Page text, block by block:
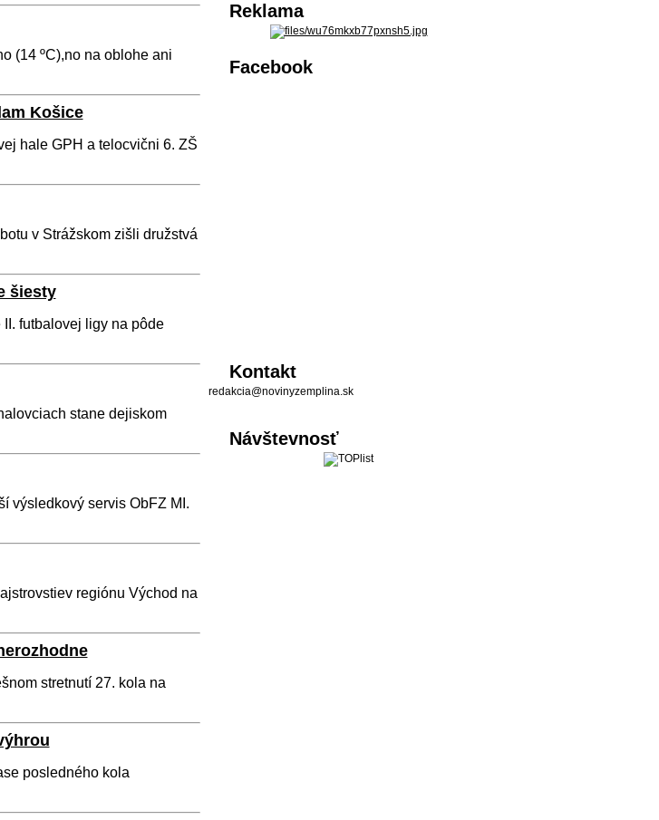
(14 ºC),no na oblohe ani
Košice
hale GPH a telocvični 6. ZŠ
v Strážskom zišli družstvá
šiesty
futbalovej ligy na pôde
stane dejiskom
výsledkový servis ObFZ MI.
regiónu Východ na
stretnutí 27. kola na
posledného kola
Reklama
Facebook
Kontakt
redakcia@novinyzemplina.sk
Návštevnosť